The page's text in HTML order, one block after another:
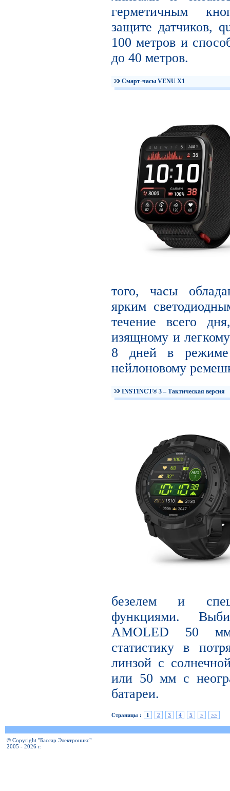
герметичным
защите датчиков,
100 метров и
до 40 метров.
Смарт-часы VENU X1
того, часы
ярким
течение всего
изящному и
8 дней в режиме
нейлоновому
INSTINCT® 3 – Тактическая версия
безелем и
функциями.
AMOLED 50
статистику в
линзой с
или 50 мм с
батареи.
Страницы : 1 2 3 4 5 > >>
© Copyright "Бассар Электроникс"
2005 - 2026 г.